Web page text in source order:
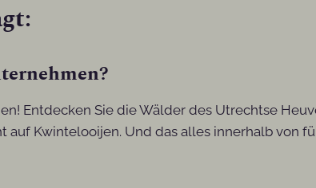
Entdecken Sie die Wälder des Utrechtse
Kwintelooijen. Und das alles innerhalb von